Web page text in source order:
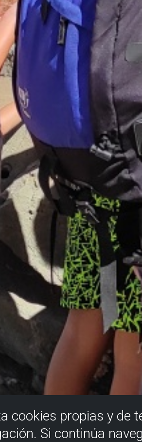
cookies propias y de
Si continúa